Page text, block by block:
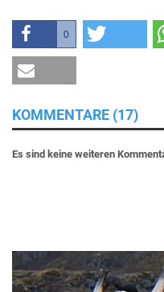
0
KOMMENTARE (17)
Es sind keine weiteren